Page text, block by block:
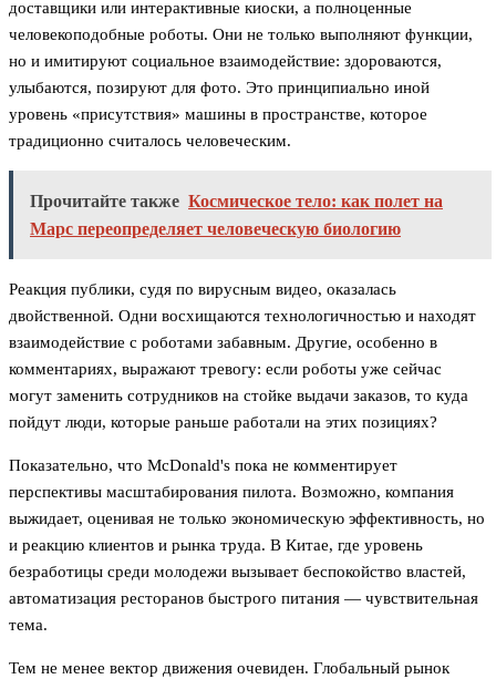
доставщики или интерактивные киоски, а полноценные
человекоподобные роботы. Они не только выполняют функции,
но и имитируют социальное взаимодействие: здороваются,
улыбаются, позируют для фото. Это принципиально иной
уровень «присутствия» машины в пространстве, которое
традиционно считалось человеческим.
Прочитайте также Космическое тело: как полет на
Марс переопределяет человеческую биологию
Реакция публики, судя по вирусным видео, оказалась
двойственной. Одни восхищаются технологичностью и находят
взаимодействие с роботами забавным. Другие, особенно в
комментариях, выражают тревогу: если роботы уже сейчас
могут заменить сотрудников на стойке выдачи заказов, то куда
пойдут люди, которые раньше работали на этих позициях?
Показательно, что McDonald's пока не комментирует
перспективы масштабирования пилота. Возможно, компания
выжидает, оценивая не только экономическую эффективность, но
и реакцию клиентов и рынка труда. В Китае, где уровень
безработицы среди молодежи вызывает беспокойство властей,
автоматизация ресторанов быстрого питания — чувствительная
тема.
Тем не менее вектор движения очевиден. Глобальный рынок